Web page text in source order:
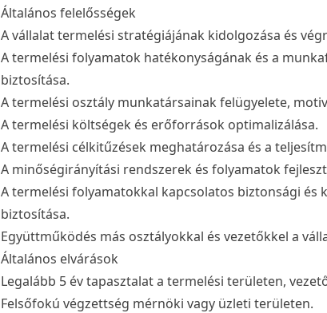
Általános felelősségek
A vállalat termelési stratégiájának kidolgozása és
A termelési folyamatok hatékonyságának és a
biztosítása.
A termelési osztály munkatársainak felügyelete,
A termelési költségek és erőforrások optimalizálása.
A termelési célkitűzések meghatározása és a
A minőségirányítási rendszerek és folyamatok
A termelési folyamatokkal kapcsolatos biztonsági és
biztosítása.
Együttműködés más osztályokkal és vezetőkkel a
Általános elvárások
Legalább 5 év tapasztalat a termelési területen,
Felsőfokú végzettség mérnöki vagy üzleti területen.